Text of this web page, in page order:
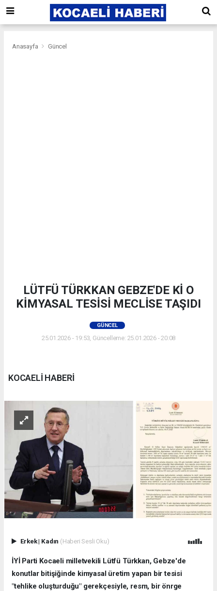
Anasayfa Güncel
LÜTFÜ TÜRKKAN GEBZE'DE Kİ O
KİMYASAL TESİSİ MECLİSE TAŞIDI
GÜNCEL
25.01.2026 - 19:53, Güncelleme: 25.01.2026 - 20:08
KOCAELİ HABERİ
Erkek| Kadın (Haberi Sesli Oku)
İYİ Parti Kocaeli milletvekili Lütfü Türkkan, Gebze'de
konutlar bitişiğinde kimyasal üretim yapan bir tesisi
"tehlike oluşturduğu" gerekçesiyle, resm, bir önrge